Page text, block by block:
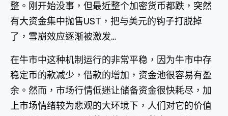
整。刚开始没事，但最近整个加密货币都跌，突然
有大资金集中抛售UST，把与美元的钩子打脱掉
了，雪崩效应逐渐被激发…
在牛市中这种机制运行的非常平稳，因为牛市中存
稳定币的款减少，借款的增加，资金池很容易有盈
余。然而，市场行情低迷让储备资金很快耗尽，加
上市场情绪较为悲观的大环境下，人们对它的价值